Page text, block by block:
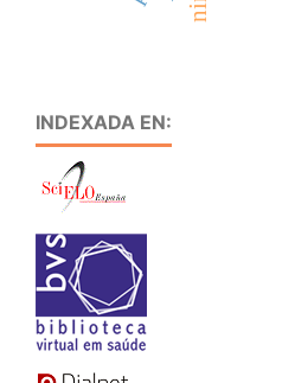
INDEXADA EN: